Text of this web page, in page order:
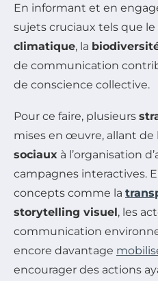
En informant et en
sujets cruciaux tels que le
climatique, la
de communication
de conscience collective.
Pour ce faire, plusieurs
mises en œuvre, allant de
sociaux à l’organisation
campagnes interactives.
concepts comme la
storytelling visuel, les
communication
encore davantage
encourager des actions